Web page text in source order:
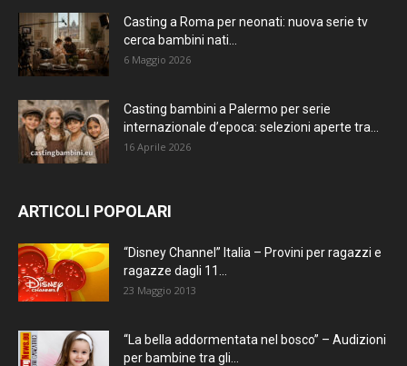
Casting a Roma per neonati: nuova serie tv
cerca bambini nati...
6 Maggio 2026
Casting bambini a Palermo per serie
internazionale d’epoca: selezioni aperte tra...
16 Aprile 2026
ARTICOLI POPOLARI
“Disney Channel” Italia – Provini per ragazzi e
ragazze dagli 11...
23 Maggio 2013
“La bella addormentata nel bosco” – Audizioni
per bambine tra gli...